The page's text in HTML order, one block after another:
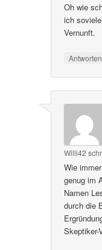
Oh wie
ich
Vernunft.
Antworten
Willi42
Wie
genug im
Namen
durch die
Skeptiker-